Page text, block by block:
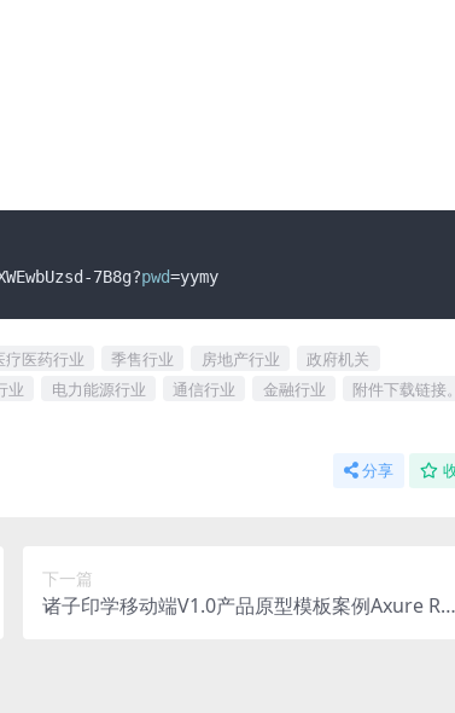
7B8g?pwd
疗医药行业 季售行业 房地产行业
政府机关
业 电力能源行业 通信行业 金融行业
附件下载链接
分享
下一篇
诸子印学移动端V1.0产品原型模板案例Axure RP